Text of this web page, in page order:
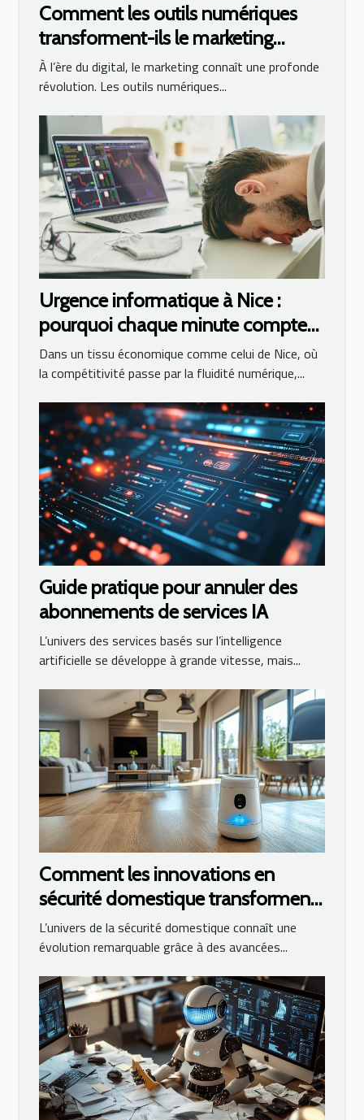
Comment les outils numériques
transforment-ils le marketing
moderne ?
À l’ère du digital, le marketing connaît une profonde
révolution. Les outils numériques...
Urgence informatique à Nice :
pourquoi chaque minute compte
en cas de panne ?
Dans un tissu économique comme celui de Nice, où
la compétitivité passe par la fluidité numérique,...
Guide pratique pour annuler des
abonnements de services IA
L’univers des services basés sur l’intelligence
artificielle se développe à grande vitesse, mais...
Comment les innovations en
sécurité domestique transforment
la surveillance des maisons
L’univers de la sécurité domestique connaît une
évolution remarquable grâce à des avancées...